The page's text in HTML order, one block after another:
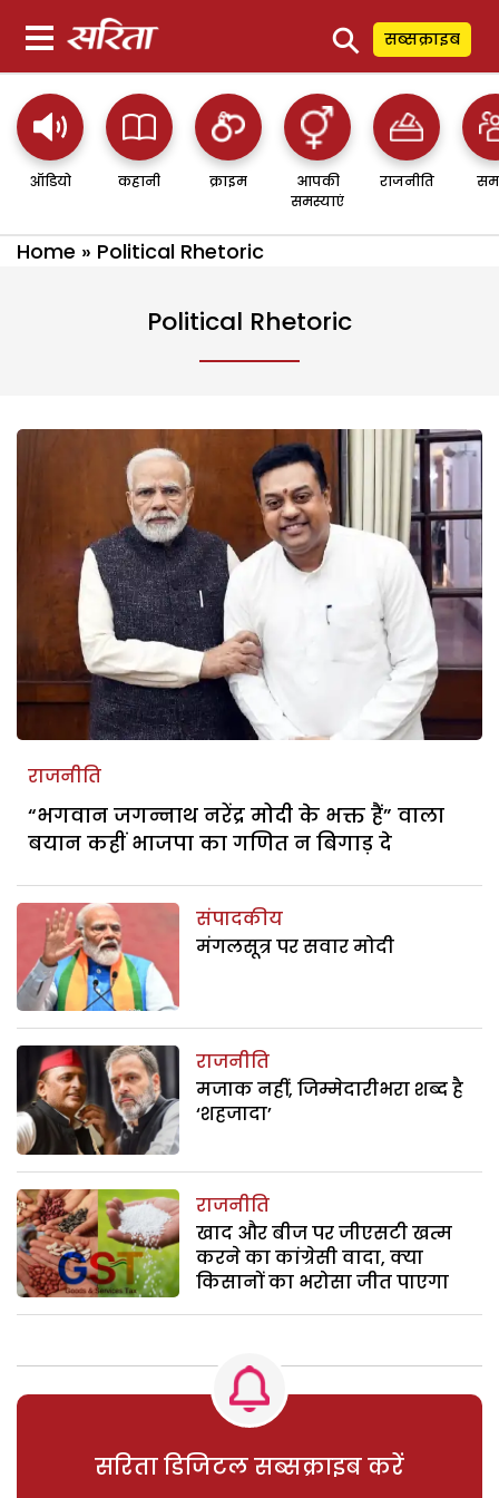
⚲ सब्सक्राइब
ऑडियो कहानी क्राइम
आपकी
समस्याएं
राजनीति
Home » Political Rhetoric
Political Rhetoric
राजनीति
“भगवान जगन्नाथ नरेंद्र मोदी के भक्त हैं” वाला
बयान कहीं भाजपा का गणित न बिगाड़ दे
संपादकीय
मंगलसूत्र पर सवार मोदी
राजनीति
मजाक नहीं, जिम्मेदारीभरा शब्द है
‘शहजादा’
राजनीति
खाद और बीज पर जीएसटी खत्म
करने का कांग्रेसी वादा, क्या
किसानों का भरोसा जीत पाएगा
सरिता डिजिटल सब्सक्राइब करें